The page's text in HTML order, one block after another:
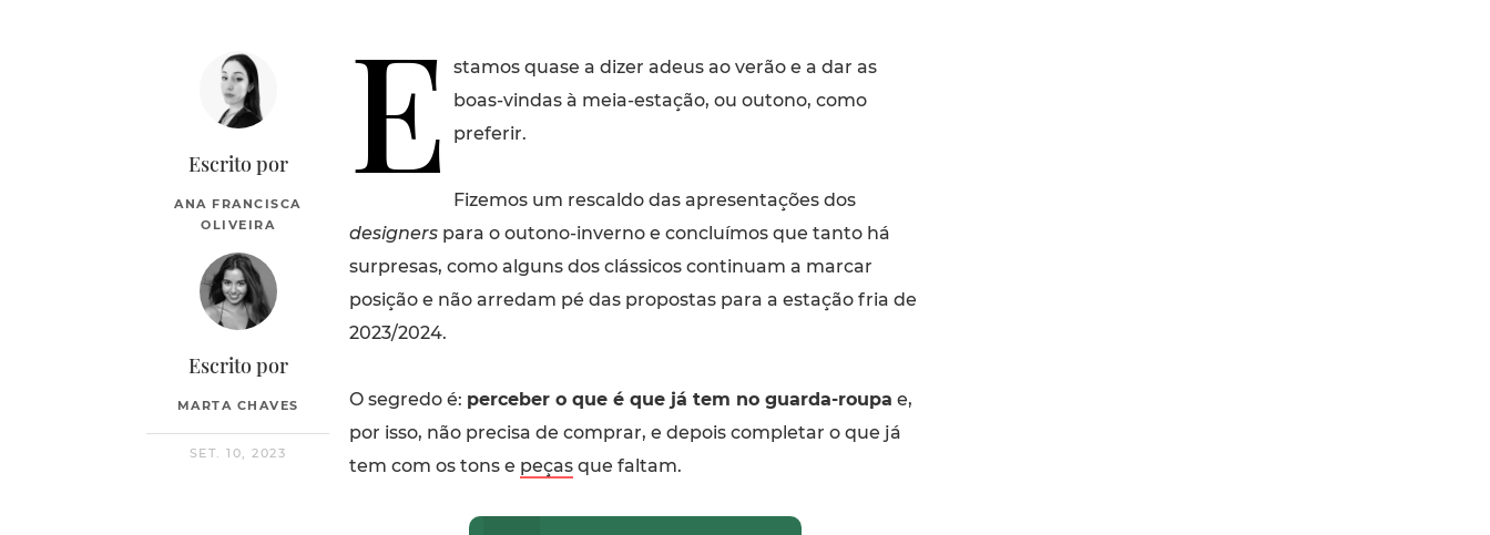
Escrito por
ANA FRANCISCA
OLIVEIRA
Escrito por
MARTA CHAVES
SET. 10, 2023
E
stamos quase a dizer adeus ao verão e a dar as
boas-vindas à meia-estação, ou outono, como
preferir.
Fizemos um rescaldo das apresentações dos
designerspara o outono-inverno e concluímos que tanto há
surpresas, como alguns dos clássicos continuam a marcar
posição e não arredam pé das propostas para a estação fria de
2023/2024.
O segredo é: perceber o que é que já tem no guarda-roupa e,
por isso, não precisa de comprar, e depois completar o que já
tem com os tons e peçasque faltam.